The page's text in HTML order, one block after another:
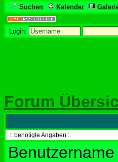
Suchen Kalender
Login:
Forum
:: benötigte Angaben :.